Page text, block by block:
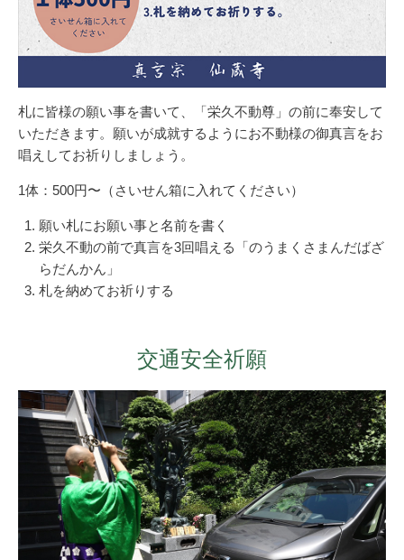
札に皆様の願い事を書いて、「栄久不動尊」の前に奉安して
いただきます。願いが成就するようにお不動様の御真言をお
唱えしてお祈りしましょう。
1体：500円〜（さいせん箱に入れてください）
願い札にお願い事と名前を書く
栄久不動の前で真言を3回唱える「のうまくさまんだばざ
らだんかん」
札を納めてお祈りする
交通安全祈願